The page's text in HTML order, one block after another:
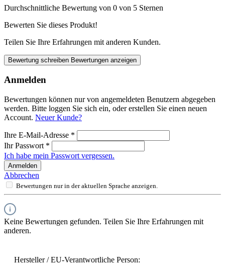
Durchschnittliche Bewertung von 0 von 5 Sternen
Bewerten Sie dieses Produkt!
Teilen Sie Ihre Erfahrungen mit anderen Kunden.
Bewertung schreiben Bewertungen anzeigen
Anmelden
Bewertungen können nur von angemeldeten Benutzern abgegeben
werden. Bitte loggen Sie sich ein, oder erstellen Sie einen neuen
Account. Neuer Kunde?
Ihre E-Mail-Adresse *
Ihr Passwort *
Ich habe mein Passwort vergessen.
Anmelden
Abbrechen
Bewertungen nur in der aktuellen Sprache anzeigen.
Keine Bewertungen gefunden. Teilen Sie Ihre Erfahrungen mit
anderen.
Hersteller / EU-Verantwortliche Person: